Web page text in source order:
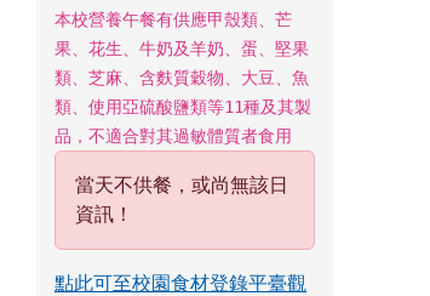
本校營養午餐有供應甲殼類、芒
果、花生、牛奶及羊奶、蛋、堅果
類、芝麻、含麩質穀物、大豆、魚
類、使用亞硫酸鹽類等11種及其製
品，不適合對其過敏體質者食用
當天不供餐，或尚無該日
資訊！
點此可至校園食材登錄平臺觀